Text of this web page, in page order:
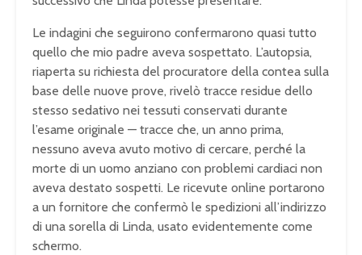
Le indagini che seguirono confermarono quasi tutto
quello che mio padre aveva sospettato. L’autopsia,
riaperta su richiesta del procuratore della contea sulla
base delle nuove prove, rivelò tracce residue dello
stesso sedativo nei tessuti conservati durante
l’esame originale — tracce che, un anno prima,
nessuno aveva avuto motivo di cercare, perché la
morte di un uomo anziano con problemi cardiaci non
aveva destato sospetti. Le ricevute online portarono
a un fornitore che confermò le spedizioni all’indirizzo
di una sorella di Linda, usato evidentemente come
schermo.